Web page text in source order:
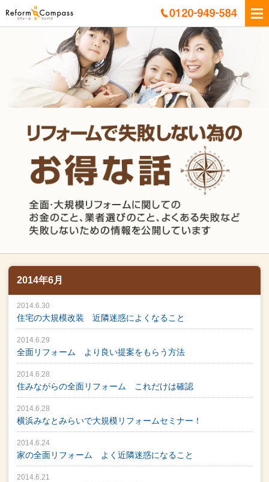
2014年6月
2014.6.30
住宅の大規模改装 近隣迷惑によくなること
2014.6.29
全面リフォーム より良い提案をもらう方法
2014.6.28
住みながらの全面リフォーム これだけは確認
2014.6.28
横浜みなとみらいで大規模リフォームセミナー！
2014.6.24
家の全面リフォーム よく近隣迷惑になること
2014.6.21